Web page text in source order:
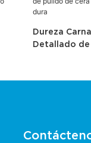
Dureza
Detallado